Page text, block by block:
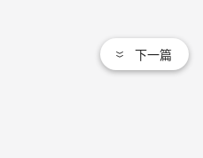
下一篇